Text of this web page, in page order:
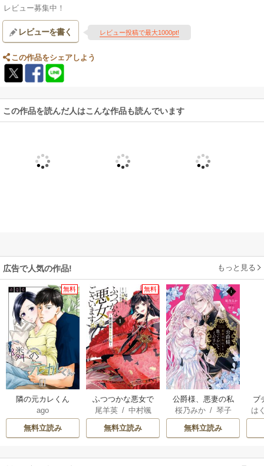
レビュー募集中！
レビューを書く レビュー投稿で最大1000pt!
この作品をシェアしよう
この作品を読んだ人はこんな作品も読んでいます
広告で人気の作品! もっと見る
無料
隣の元カレくん
ago
無料立読み
無料
ふつつかな悪女で
はございますが ～
雛宮蝶鼠とりかえ
伝～
尾羊英/ 中村颯
希/ゆき哉
無料立読み
公爵様、悪妻の私
はもう放っておい
てください
桜乃みか/ 琴子
無料立読み
ブ
復
は